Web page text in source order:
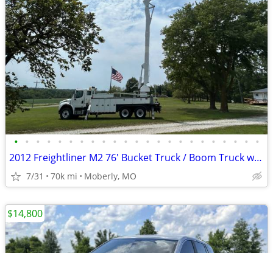
• • • • • • • • • • • • • • • • • • • • • • •
2012 Freightliner M2 76' Bucket Truck / Boom Truck w/ Material Handler
7/31 70k mi Moberly, MO
$14,800